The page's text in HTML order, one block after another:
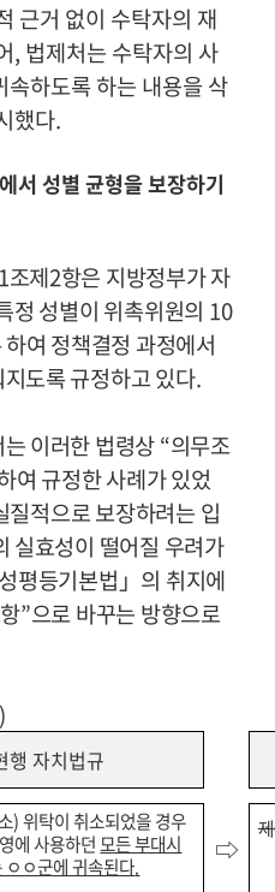
근거 없이 수탁자의 재
, 법제처는 수탁자의 사
하도록 하는 내용을 삭
했다.
서 성별 균형을 보장하기
조제2항은 지방정부가 자
정 성별이 위촉위원의 10
여 정책결정 과정에서
도록 규정하고 있다.
이러한 법령상“의무조
여 규정한 사례가 있었
질적으로 보장하려는 입
실효성이 떨어질 우려가
평등기본법 」 의 취지에
”으로 바꾸는 방향으로
)
행 자치법규
)위탁이 취소되었을 경우
에 사용하던모든 부대시
ㅇㅇ군에 귀속된다. ⇨
제